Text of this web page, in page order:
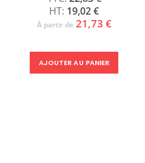
19,02 €
À partir de 21,73 €
AJOUTER AU PANIER